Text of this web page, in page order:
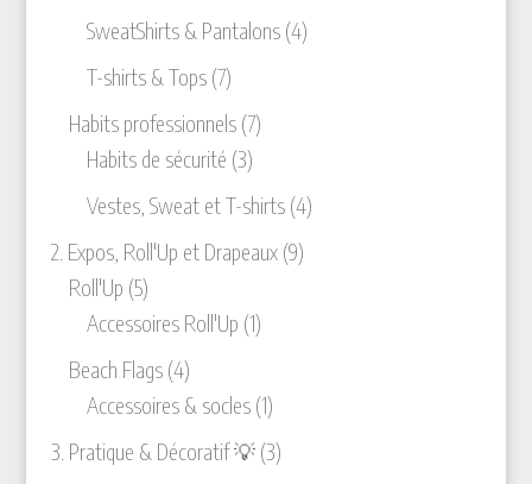
produits
SweatShirts & Pantalons 44
T-shirts & Tops 77
produits
Habits professionnels 77
Habits de sécurité 33
produits
Vestes, Sweat et T-shirts 44
2. Expos, Roll'Up et Drapeaux 99
Roll'Up 55
produits
Accessoires Roll'Up 11
Beach Flags 44
produits
Accessoires & socles 11
produit
3. Pratique & Décoratif 💡 33